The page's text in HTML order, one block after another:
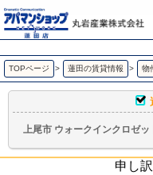
上尾市 ウォークインクロゼット ｜賃貸物件
TOPページ > 蓮田の賃貸情報 > 物
上尾市 ウォークインクロゼッ
申し